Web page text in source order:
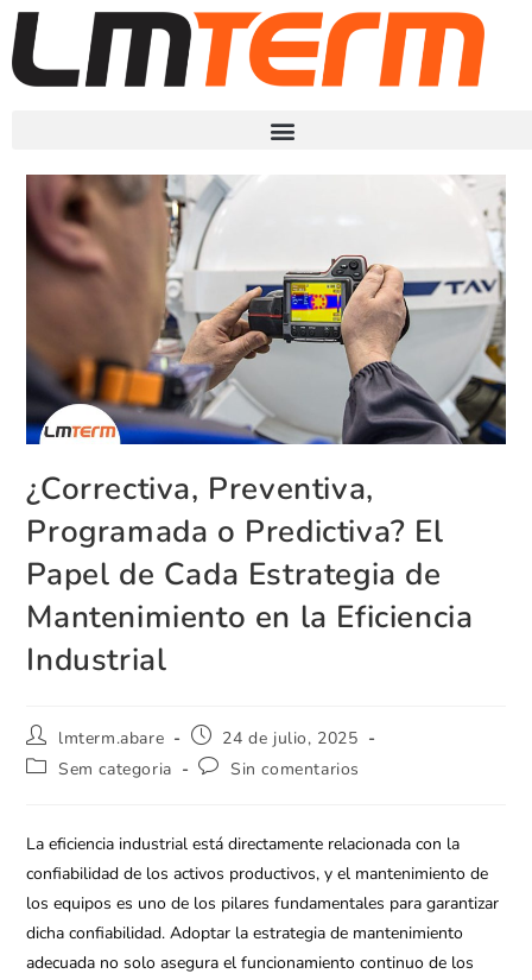
¿Correctiva, Preventiva,
Programada o Predictiva? El
Papel de Cada Estrategia de
Mantenimiento en la Eficiencia
Industrial
lmterm.abare
24 de julio, 2025
Sem categoria
Sin comentarios
La eficiencia industrial está directamente relacionada con la
confiabilidad de los activos productivos, y el mantenimiento de
los equipos es uno de los pilares fundamentales para garantizar
dicha confiabilidad. Adoptar la estrategia de mantenimiento
adecuada no solo asegura el funcionamiento continuo de los